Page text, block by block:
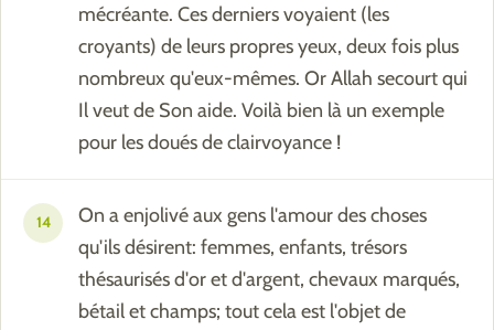
mécréante. Ces derniers voyaient (les
croyants) de leurs propres yeux, deux fois plus
nombreux qu'eux-mêmes. Or Allah secourt qui
Il veut de Son aide. Voilà bien là un exemple
pour les doués de clairvoyance !
14
On a enjolivé aux gens l'amour des choses
qu'ils désirent: femmes, enfants, trésors
thésaurisés d'or et d'argent, chevaux marqués,
bétail et champs; tout cela est l'objet de